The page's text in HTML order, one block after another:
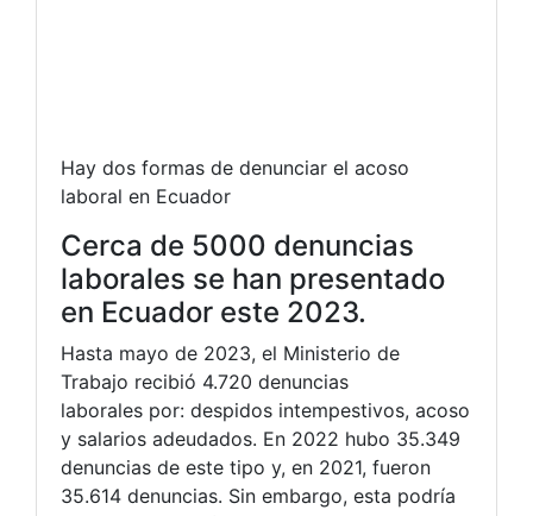
Hay dos formas de denunciar el acoso
laboral en Ecuador
Cerca de 5000 denuncias
laborales se han presentado
en Ecuador este 2023.
Hasta mayo de 2023, el Ministerio de
Trabajo recibió 4.720 denuncias
laborales por: despidos intempestivos, acoso
y salarios adeudados. En 2022 hubo 35.349
denuncias de este tipo y, en 2021, fueron
35.614 denuncias. Sin embargo, esta podría